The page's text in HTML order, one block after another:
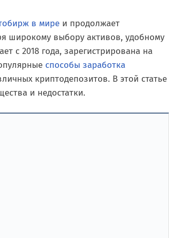
в мире и продолжает
широкому выбору активов, удобному
с 2018 года, зарегистрирована на
способы заработка
криптодепозитов. В этой статье
и недостатки.